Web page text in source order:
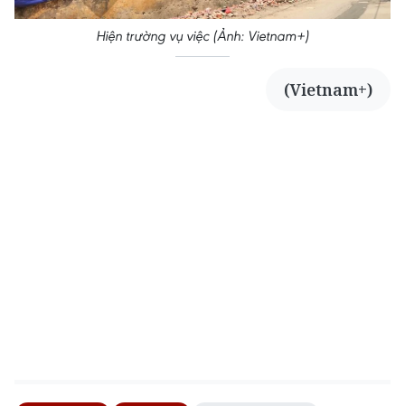
Hiện trường vụ việc (Ảnh: Vietnam+)
(Vietnam+)